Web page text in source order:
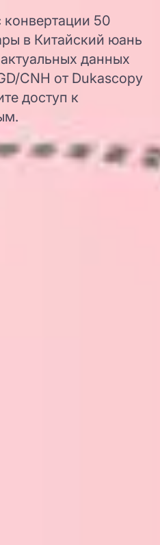
конвертации 50
в Китайский юань
данных
CNH от Dukascopy
доступ к